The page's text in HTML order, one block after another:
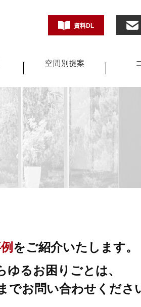
資料DL
空間別提案
をご紹介いたします。
るお困りごとは、
でお問い合わせくださ